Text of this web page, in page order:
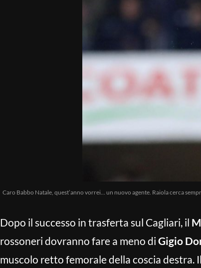
Caro Babbo Natale, quest’anno vorrei… un nuovo agente. Raiola cerca
Dopo il successo in trasferta sul Cagliari, il
rossoneri dovranno fare a meno di Gigio
muscolo retto femorale della coscia destra.